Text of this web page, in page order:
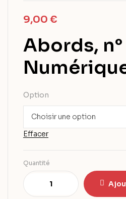
9,00 €
Abords, n°
Option
Effacer
Quantité